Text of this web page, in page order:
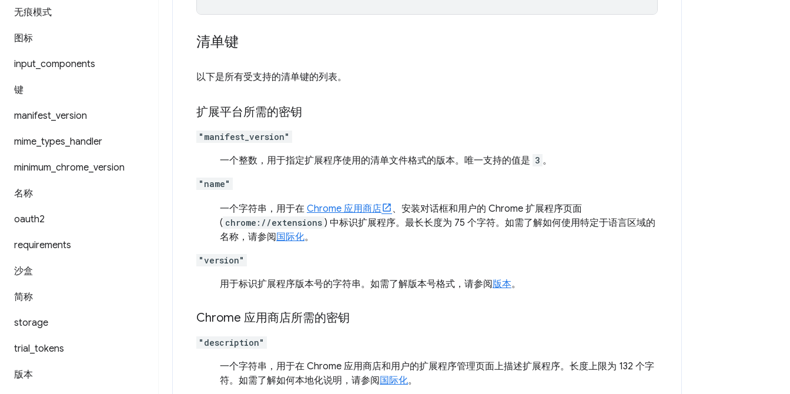
无痕模式
图标
input components
键
manifest version
mime types handler
minimum chrome version
名称
oauth2
requirements
沙盒
简称
storage
trial tokens
版本
清单键
以下是所有受支持的清单键的列表。
扩展平台所需的密钥
"manifest_version"
一个整数，用于指定扩展程序使用的清单文件格式的版本。唯一支持的值是 3 。
"name"
一个字符串，用于在 Chrome 应用商店
、安装对话框和用户的 Chrome 扩展程序页面
( chrome://extensions ) 中标识扩展程序。最长长度为 75 个字符。如需了解如何使用特定于语言区域的
名称，请参阅 国际化。
"version"
用于标识扩展程序版本号的字符串。如需了解版本号格式，请参阅版本。
Chrome 应用商店所需的密钥
"description"
一个字符串，用于在 Chrome 应用商店和用户的扩展程序管理页面上描述扩展程序。长度上限为 132 个字
符。如需了解如何本地化说明，请参阅 国际化。